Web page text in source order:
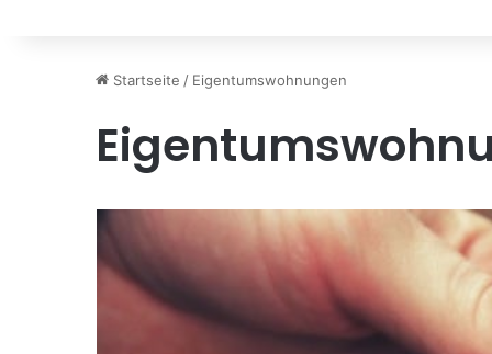
Startseite / Eigentumswohnungen